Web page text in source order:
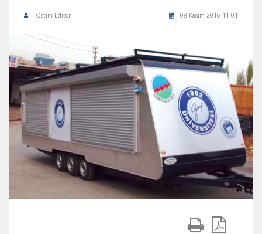
Ostim Editör 08 Kasım 2016 11:01